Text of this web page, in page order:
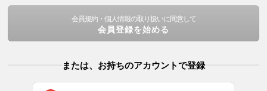
会員規約・個人情報の取り扱いに同意して
会員登録を始める
または、お持ちのアカウントで登録